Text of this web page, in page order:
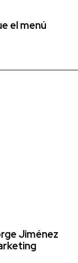
el menú
Jiménez